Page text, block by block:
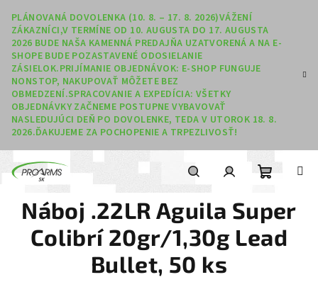
PLÁNOVANÁ DOVOLENKA (10. 8. – 17. 8. 2026)VÁŽENÍ
ZÁKAZNÍCI,V TERMÍNE OD 10. AUGUSTA DO 17. AUGUSTA
2026 BUDE NAŠA KAMENNÁ PREDAJŇA UZATVORENÁ A NA E-
SHOPE BUDE POZASTAVENÉ ODOSIELANIE
ZÁSIELOK.PRIJÍMANIE OBJEDNÁVOK: E-SHOP FUNGUJE
NONSTOP, NAKUPOVAŤ MÔŽETE BEZ
OBMEDZENÍ.SPRACOVANIE A EXPEDÍCIA: VŠETKY
OBJEDNÁVKY ZAČNEME POSTUPNE VYBAVOVAŤ
NASLEDUJÚCI DEŇ PO DOVOLENKE, TEDA V UTOROK 18. 8.
2026.ĎAKUJEME ZA POCHOPENIE A TRPEZLIVOSŤ!
Hľadať
Náboj .22LR Aguila Super
Colibrí 20gr/1,30g Lead
Bullet, 50 ks